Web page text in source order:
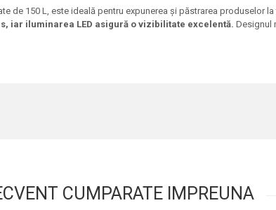
de 150 L, este ideală pentru expunerea și păstrarea produselor
, iar iluminarea LED asigură o vizibilitate excelentă. Designul
CUMPARATE IMPREUNA